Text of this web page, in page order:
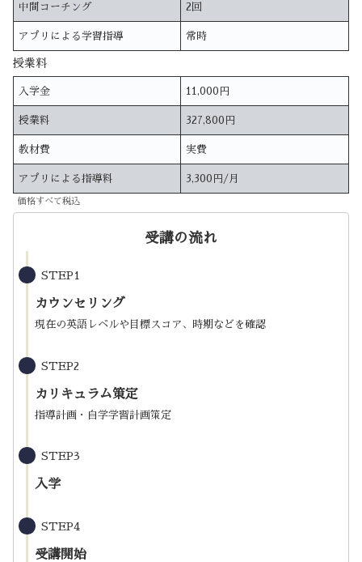
中間コーチング 2回
アプリによる学習指導 常時
授業料
入学金 11,000円
授業料 327,800円
教材費 実費
アプリによる指導料 3,300円/月
価格すべて税込
受講の流れ
STEP1
カウンセリング
現在の英語レベルや目標スコア、時期などを確認
STEP2
カリキュラム策定
指導計画・自学学習計画策定
STEP3
入学
STEP4
受講開始